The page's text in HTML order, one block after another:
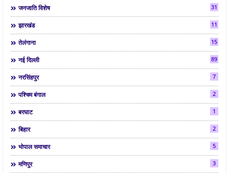
जनजाति विशेष 31
झारखंड 11
तेलंगाना 15
नई दिल्ली 89
नरसिंहपुर 7
पश्चिम बंगाल 2
बरघाट 1
बिहार 2
भोपाल समाचार 5
मणिपुर 3